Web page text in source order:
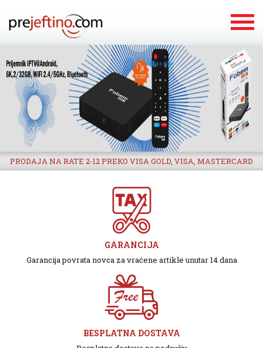
PRODAJA NA RATE 2-12 PREKO VISA GOLD, VISA, MASTERCARD
GARANCIJA
Garancija povrata novca za vraćene artikle unutar 14 dana
BESPLATNA DOSTAVA